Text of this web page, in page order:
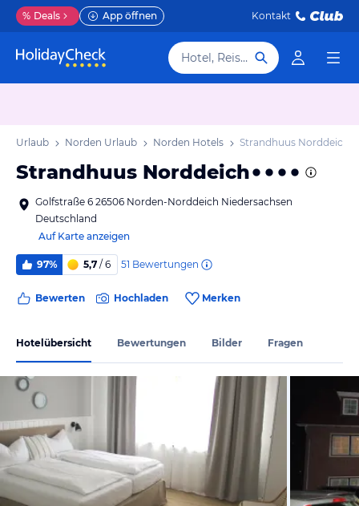
% Deals App öffnen Kontakt
Hotel, Reiseziel
Urlaub Norden Urlaub Norden Hotels Strandhuus Norddeich
Strandhuus Norddeich
Golfstraße 6 26506 Norden-Norddeich Niedersachsen
Deutschland
Auf Karte anzeigen
97% 5,7 / 6 51 Bewertungen
Bewerten Hochladen Merken
Hotelübersicht Bewertungen Bilder Fragen